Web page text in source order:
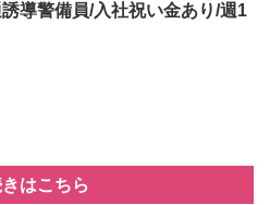
導警備員/入社祝い金あり/週1
はこちら